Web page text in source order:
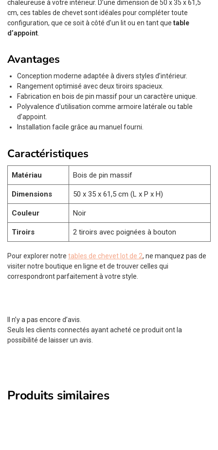
chaleureuse à votre intérieur. D’une dimension de 50 x 35 x 61,5
cm, ces tables de chevet sont idéales pour compléter toute
configuration, que ce soit à côté d’un lit ou en tant que table
d’appoint
Avantages
Conception moderne adaptée à divers styles d’intérieur.
Rangement optimisé avec deux tiroirs spacieux.
Fabrication en bois de pin massif pour un caractère unique.
Polyvalence d’utilisation comme armoire latérale ou table
d’appoint.
Installation facile grâce au manuel fourni.
Caractéristiques
Matériau Bois de pin massif
Dimensions 50 x 35 x 61,5 cm (L x P x H)
Couleur Noir
Tiroirs 2 tiroirs avec poignées à bouton
Pour explorer notre tables de chevet lot de 2, ne manquez pas de
visiter notre boutique en ligne et de trouver celles qui
correspondront parfaitement à votre style.
Il n’y a pas encore d’avis.
Seuls les clients connectés ayant acheté ce produit ont la
possibilité de laisser un avis.
Produits similaires